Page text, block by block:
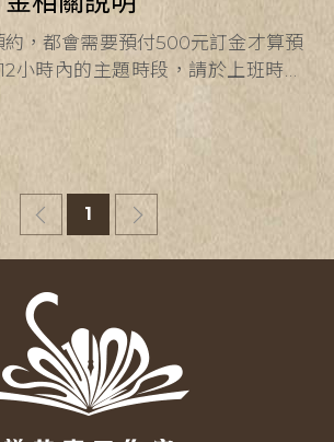
，都會需要預付500元訂金才算預
小時內的主題時段，請於上班時間
或私訊粉專洽詢。 ※ 12小時後的
下流程線上預約： 1. 請務必填寫正
1